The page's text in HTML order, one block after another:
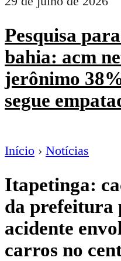
Pesquisa
bahia: acm
jerônimo
segue
Início › Notícias
Itapetinga:
da prefeitura
acidente
carros no